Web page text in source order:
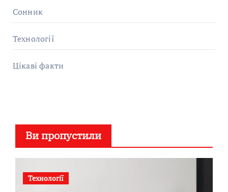
Сонник
Технології
Цікаві факти
Ви пропустили
Технології